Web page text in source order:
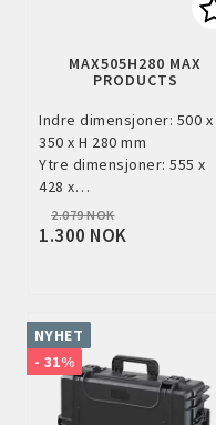
MAX505H280 MAX
PRODUCTS
Indre dimensjoner: 500 x
350 x H 280 mm
Ytre dimensjoner: 555 x
428 x…
2.079 NOK
1.300 NOK
NYHET
- 31%